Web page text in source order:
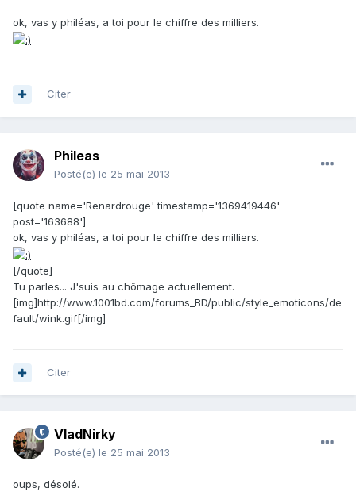
ok, vas y philéas, a toi pour le chiffre des milliers.
Citer
Phileas
Posté(e) le 25 mai 2013
[quote name='Renardrouge' timestamp='1369419446'
post='163688']
ok, vas y philéas, a toi pour le chiffre des milliers.
[/quote]
Tu parles... J'suis au chômage actuellement.
[img]http://www.1001bd.com/forums_BD/public/style_emoticons/de
fault/wink.gif[/img]
Citer
VladNirky
Posté(e) le 25 mai 2013
oups, désolé.